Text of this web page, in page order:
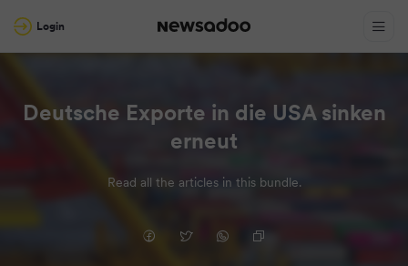
Login
Deutsche Exporte in die USA sinken
erneut
Read all the articles in this bundle.